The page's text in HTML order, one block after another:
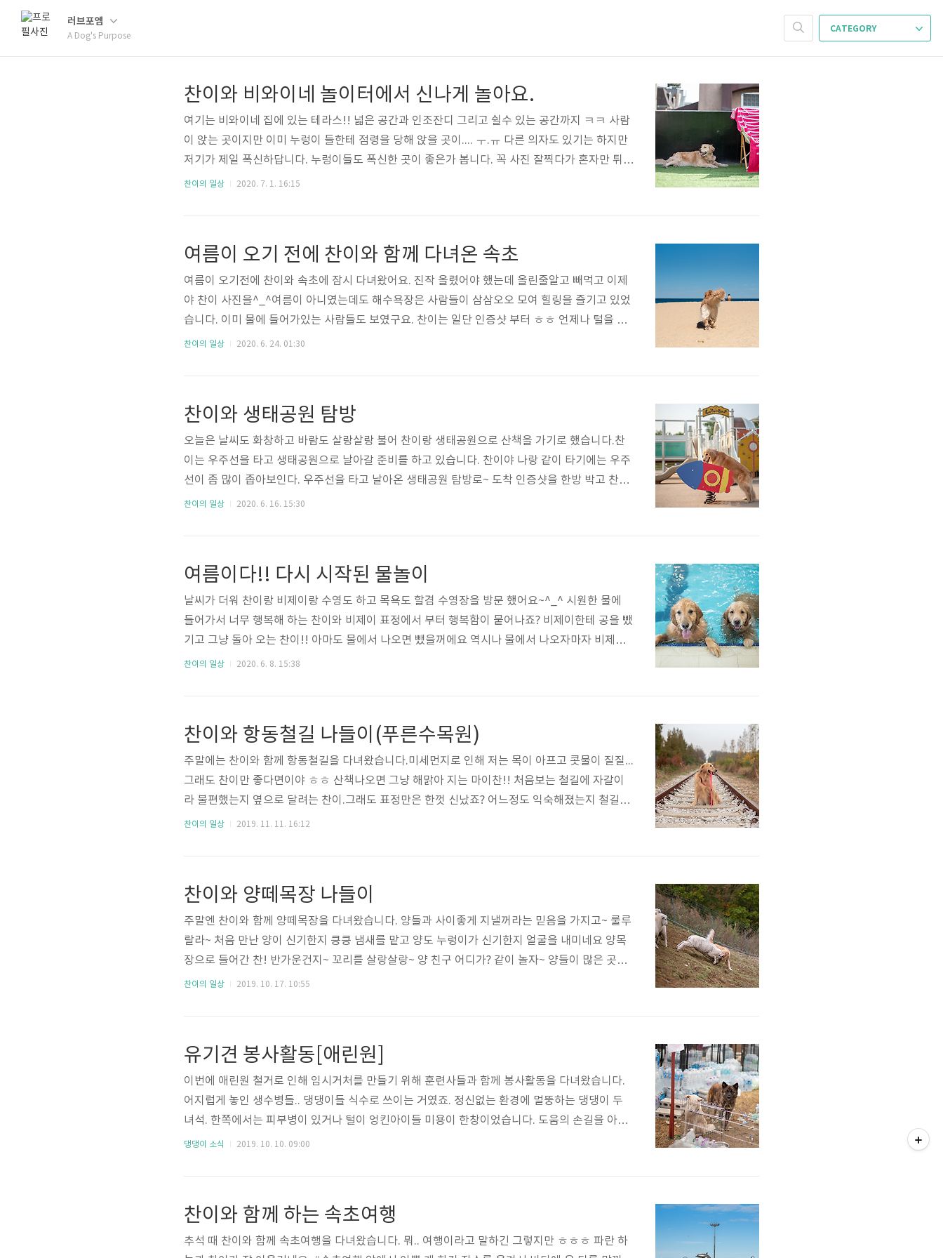
러브포엠
A Dog's Purpose
CATEGORY
찬이와 비와이네 놀이터에서 신나게 놀아요.
여기는 비와이네 집에 있는 테라스!! 넓은 공간과 인조잔디 그리고 쉴수 있는 공간까지 ㅋㅋ 사람
이 앉는 곳이지만 이미 누렁이 들한테 점령을 당해 앉을 곳이.... ㅜ.ㅠ 다른 의자도 있기는 하지만
저기가 제일 폭신하답니다. 누렁이들도 폭신한 곳이 좋은가 봅니다. 꼭 사진 잘찍다가 혼자만 튀어
나오는 비와이~ 관!! 종!! 인거야? ㅋㅋㅋ 무슨 여자아이가 이렇게 잘생겼어 ㅋㅋㅋ 비와이는 햇
가 않고 그냥 귀엽다는 ㅎㅎㅎ 비..
찬이의 일상 2020. 7. 1. 16:15
여름이 오기 전에 찬이와 함께 다녀온 속초
여름이 오기전에 찬이와 속초에 잠시 다녀왔어요. 진작 올렸어야 했는데 올린줄알고 빼먹고 이제
야 찬이 사진을^_^여름이 아니였는데도 해수욕장은 사람들이 삼삼오오 모여 힐링을 즐기고 있었
습니다. 이미 물에 들어가있는 사람들도 보였구요. 찬이는 일단 인증샷 부터 ㅎㅎ 언제나 털을 휘
날리며 이리저리 왔다갔다 그러다가도 부르면 후다닥 달려오는 말잘듣는 이쁜 마이찬. 달려올때
더워 호수가있는 엑스포로 산책로를 이동. 그나마 나무들이..
찬이의 일상 2020. 6. 24. 01:30
찬이와 생태공원 탐방
오늘은 날씨도 화창하고 바람도 살랑살랑 불어 찬이랑 생태공원으로 산책을 가기로 했습니다.찬
이는 우주선을 타고 생태공원으로 날아갈 준비를 하고 있습니다. 찬이야 나랑 같이 타기에는 우주
선이 좀 많이 좁아보인다. 우주선을 타고 날아온 생태공원 탐방로~ 도착 인증샷을 한방 박고 찬이
랑 생태공원으로 들어갑니다. 찬이는 노랗고 예쁜 꽃을 왜 바라고보 있을까요? 설마 먹을 려는건
되는데.. 누가 잘라줄려나.. 가다 보면 나오는 움집..
찬이의 일상 2020. 6. 16. 15:30
여름이다!! 다시 시작된 물놀이
날씨가 더워 찬이랑 비제이랑 수영도 하고 목욕도 할겸 수영장을 방문 했어요~^_^ 시원한 물에
들어가서 너무 행복해 하는 찬이와 비제이 표정에서 부터 행복함이 뭍어나죠? 비제이한테 공을 뺐
기고 그냥 돌아 오는 찬이!! 아마도 물에서 나오면 뺐을꺼에요 역시나 물에서 나오자마자 비제이
입에 있는 공을 뺐으려하는 찬이!! 동생한테 양보도 하고 그래야되는데 ㅎㅎ공만 보면 집착견으
라보는 누렁이 두마리 쉬엄쉬엄 놀아야 오래 놀지 그러다가 ..
찬이의 일상 2020. 6. 8. 15:38
찬이와 항동철길 나들이(푸른수목원)
주말에는 찬이와 함께 항동철길을 다녀왔습니다.미세먼지로 인해 저는 목이 아프고 콧물이 질질...
그래도 찬이만 좋다면이야 ㅎㅎ 산책나오면 그냥 해맑아 지는 마이찬!! 처음보는 철길에 자갈이
라 불편했는지 옆으로 달려는 찬이.그래도 표정만은 한껏 신났죠? 어느정도 익숙해졌는지 철길안
에서도 맘껏 달리기 시작하네요.그래도 자갈이라 패드가 다치지 않은까 걱정은 좀 됬는데 다행이
심을 더 갖는지 모르겠다.넌 내가 매일 놀아주고 위로도..
찬이의 일상 2019. 11. 11. 16:12
찬이와 양떼목장 나들이
주말엔 찬이와 함께 양떼목장을 다녀왔습니다. 양들과 사이좋게 지낼꺼라는 믿음을 가지고~ 룰루
랄라~ 처음 만난 양이 신기한지 킁킁 냄새를 맡고 양도 누렁이가 신기한지 얼굴을 내미네요 양목
장으로 들어간 찬! 반가운건지~ 꼬리를 살랑살랑~ 양 친구 어디가? 같이 놀자~ 양들이 많은 곳으
로 들어간 찬!! 다들 찬이를 경계하고 있네요. 찬아... 저 양이 널 바라보는 게 심상치 않다. 언른 빠
다지 좋지도 않은..
찬이의 일상 2019. 10. 17. 10:55
유기견 봉사활동[애린원]
이번에 애린원 철거로 인해 임시거처를 만들기 위해 훈련사들과 함께 봉사활동을 다녀왔습니다.
어지럽게 놓인 생수병들.. 댕댕이들 식수로 쓰이는 거였죠. 정신없는 환경에 멀뚱하는 댕댕이 두
녀석. 한쪽에서는 피부병이 있거나 털이 엉킨아이들 미용이 한창이었습니다. 도움의 손길을 아는
건지 얌전히 받아들이고 있었답니다. 안쪽에서는 지저분한 아이들의 케이지 청소와 물그릇과 밥
주며 밝은 미소로 반겨주던 아이. 이렇게 이쁜데.. 도대체 왜 ..
댕댕이 소식 2019. 10. 10. 09:00
찬이와 함께 하는 속초여행
추석 때 찬이와 함께 속초여행을 다녀왔습니다. 뭐.. 여행이라고 말하긴 그렇지만 ㅎㅎㅎ 파란 하